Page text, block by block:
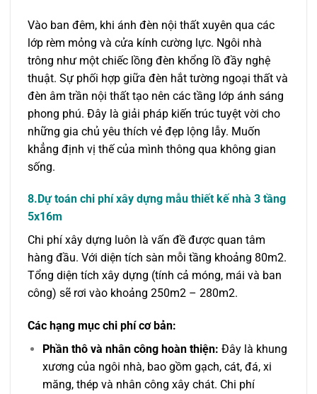
Vào ban đêm, khi ánh đèn nội thất xuyên qua các
lớp rèm mỏng và cửa kính cường lực. Ngôi nhà
trông như một chiếc lồng đèn khổng lồ đầy nghệ
thuật. Sự phối hợp giữa đèn hắt tường ngoại thất và
đèn âm trần nội thất tạo nên các tầng lớp ánh sáng
phong phú. Đây là giải pháp kiến trúc tuyệt vời cho
những gia chủ yêu thích vẻ đẹp lộng lẫy. Muốn
khẳng định vị thế của mình thông qua không gian
sống.
8.Dự toán chi phí xây dựng mẫu thiết kế nhà 3 tầng
5x16m
Chi phí xây dựng luôn là vấn đề được quan tâm
hàng đầu. Với diện tích sàn mỗi tầng khoảng 80m2.
Tổng diện tích xây dựng (tính cả móng, mái và ban
công) sẽ rơi vào khoảng 250m2 – 280m2.
Các hạng mục chi phí cơ bản:
Phần thô và nhân công hoàn thiện: Đây là khung
xương của ngôi nhà, bao gồm gạch, cát, đá, xi
măng, thép và nhân công xây chát. Chi phí